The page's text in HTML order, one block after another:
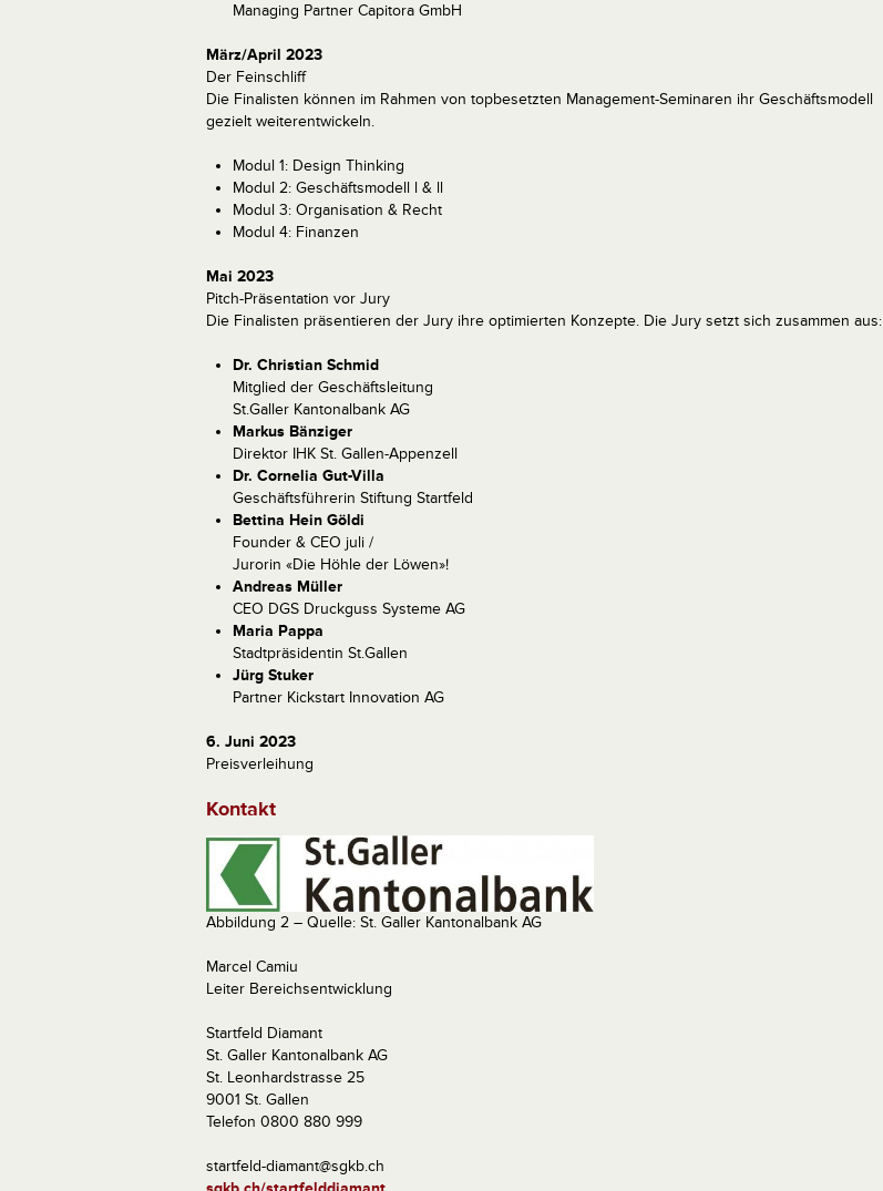
Managing Partner Capitora GmbH
März/April 2023
Der Feinschliff
Die Finalisten können im Rahmen von topbesetzten Management-Seminaren ihr Geschäftsmodell
gezielt weiterentwickeln.
Modul 1: Design Thinking
Modul 2: Geschäftsmodell l & ll
Modul 3: Organisation & Recht
Modul 4: Finanzen
Mai 2023
Pitch-Präsentation vor Jury
Die Finalisten präsentieren der Jury ihre optimierten Konzepte. Die Jury setzt sich zusammen aus:
Dr. Christian Schmid
Mitglied der Geschäftsleitung
St.Galler Kantonalbank AG
Markus Bänziger
Direktor IHK St. Gallen-Appenzell
Dr. Cornelia Gut-Villa
Geschäftsführerin Stiftung Startfeld
Bettina Hein Göldi
Founder & CEO juli /
Jurorin «Die Höhle der Löwen»!
Andreas Müller
CEO DGS Druckguss Systeme AG
Maria Pappa
Stadtpräsidentin St.Gallen
Jürg Stuker
Partner Kickstart Innovation AG
6. Juni 2023
Preisverleihung
Kontakt
Abbildung 2 – Quelle: St. Galler Kantonalbank AG
Marcel Camiu
Leiter Bereichsentwicklung
Startfeld Diamant
St. Galler Kantonalbank AG
St. Leonhardstrasse 25
9001 St. Gallen
Telefon 0800 880 999
startfeld-diamant@sgkb.ch